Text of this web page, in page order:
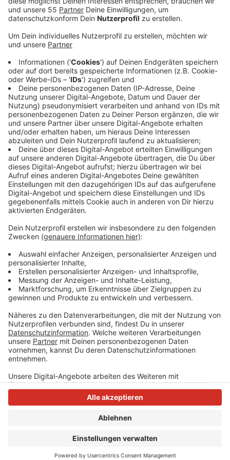
Bundesverkehrsminister Schnieder und
Finanzminister Klingbeil fordert der Ratinger
Stadtrat die Fertigstellung der Autobahn im
kommenden Jahr.
Veröffentlicht: Freitag, 31.10.2025 15:40
Anzeige
Das ist schon seit 50 Jahren geplant - aber nach wie
vor fehlen für eine durchgehende A44 noch wenige
Kilometer zwischen Ratingen-Ost und Heiligenhaus.
Der Ratinger Stadtrat betont, dass es für den Bund ein
sehr geringer Aufwand wäre, diese Lücke zu schließen
- der Nutzen für die gesamte Region würde dagegen
gewaltig sein. Die Ratinger Politik fordert die beiden
Bundesminister und die Abgeordneten für den Kreis
Mettmann auf, den Lückenschluss der A44 in die
aktuellen Ausbauprogramme aufzunehmen. Weitere
Verzögerungen würden nur zu weiterem
Vertrauensverlust in die Politik führen, heißt es.
Anzeige
Anzeige